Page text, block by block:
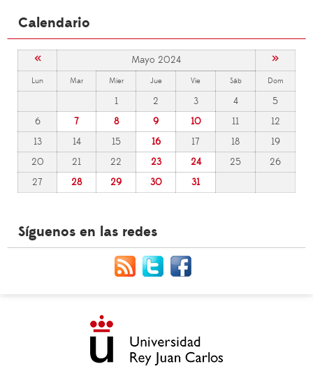
Calendario
« Mayo 2024 »
Lun Mar Mier Jue Vie Sáb Dom
1 2 3 4
5
6
7 8 9 10 11
12
13
14 15 16 17 18
19
20
21 22 23 24 25
26
27
28 29 30 31
Síguenos en las redes